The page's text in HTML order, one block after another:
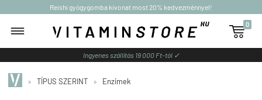
Reishi gyógygomba kivonat most 20% kedvezménnyel!

0
Ingyenes szállítás 19 000 Ft-tól ✓
» TÍPUS SZERINT » Enzimek